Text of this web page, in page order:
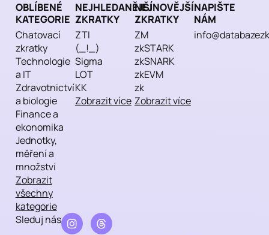
OBLÍBENÉ
KATEGORIE
Chatovací
zkratky
Technologie
a IT
Zdravotnictví
a biologie
Finance a
ekonomika
Jednotky,
měření a
množství
Zobrazit
všechny
kategorie
NEJHLEDANĚJŠÍ
ZKRATKY
ZTI
(_!_)
Sigma
LOT
KK
Zobrazit více
NEJNOVĚJŠÍ
ZKRATKY
ZM
zkSTARK
zkSNARK
zkEVM
zk
Zobrazit více
NAPIŠTE
NÁM
Sleduj nás